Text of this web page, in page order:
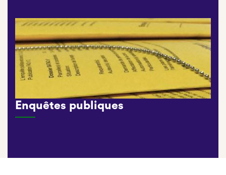
Enquêtes publiques